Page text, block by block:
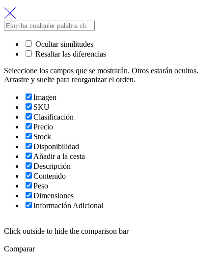
Ocultar similitudes
Resaltar las diferencias
Seleccione los campos que se mostrarán. Otros estarán ocultos.
Arrastre y suelte para reorganizar el orden.
Imagen
SKU
Clasificación
Precio
Stock
Disponibilidad
Añadir a la cesta
Descripción
Contenido
Peso
Dimensiones
Información Adicional
Click outside to hide the comparison bar
Comparar